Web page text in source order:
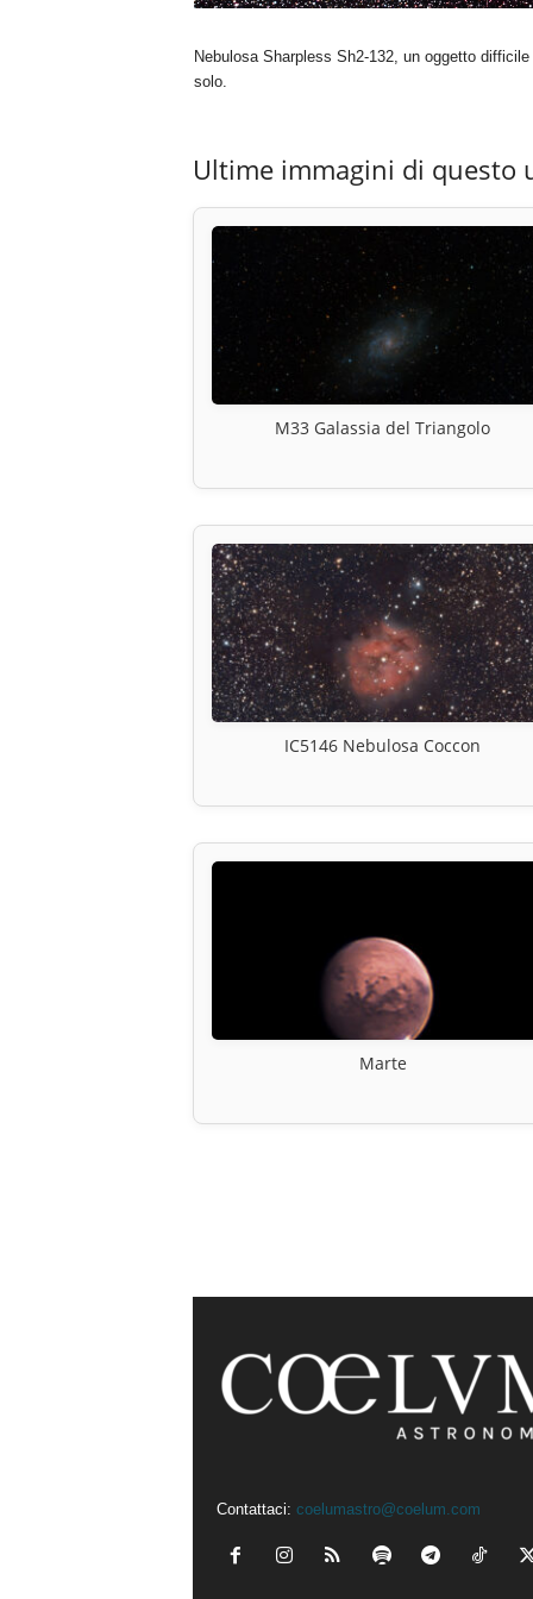
Nebulosa Sharpless Sh2-132, un oggetto
solo.
Ultime immagini di questo
M33 Galassia del Triangolo
IC5146 Nebulosa Coccon
Marte
Contattaci: coelumastro@coelum.com